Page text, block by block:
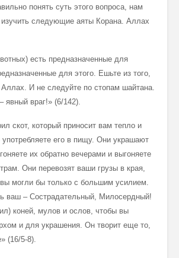
понять суть этого вопроса, нам
следующие аяты Корана. Аллах
есть предназначенные для
для этого. Ешьте из того,
И не следуйте по стопам шайтана.
явный враг!» (6/142).
скот, который приносит вам тепло и
его в пищу. Они украшают
их обратно вечерами и выгоняете
Они перевозят ваши грузы в края,
могли бы только с большим усилием.
ваш – Сострадательный, Милосердный!
коней, мулов и ослов, чтобы вы
и для украшения. Он творит еще то,
(16/5-8).